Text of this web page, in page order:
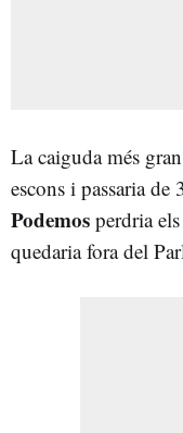
La caiguda més
escons i passaria
Podemos perdria
quedaria fora del